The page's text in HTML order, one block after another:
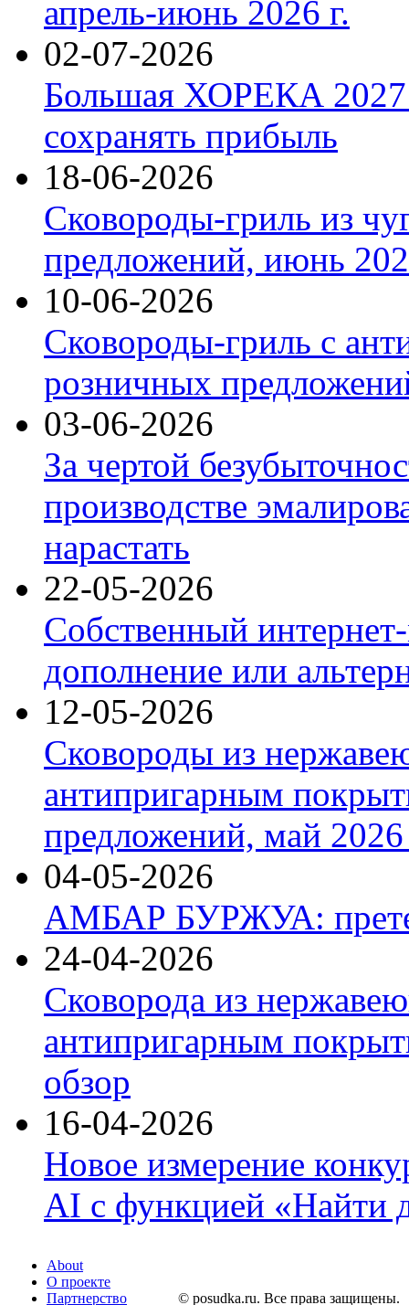
апрель-июнь 2026 г.
02-07-2026
Большая ХОРЕКА 2027:
сохранять прибыль
18-06-2026
Сковороды-гриль из
предложений, июнь
10-06-2026
Сковороды-гриль с
розничных
03-06-2026
За чертой
производстве
нарастать
22-05-2026
Собственный
дополнение или
12-05-2026
Сковороды из
антипригарным
предложений, май 2026
04-05-2026
АМБАР БУРЖУА:
24-04-2026
Сковорода из
антипригарным
обзор
16-04-2026
Новое измерение
AI с функцией «Найти
About
О проекте
Партнерство
© posudka.ru. Все права защищены.